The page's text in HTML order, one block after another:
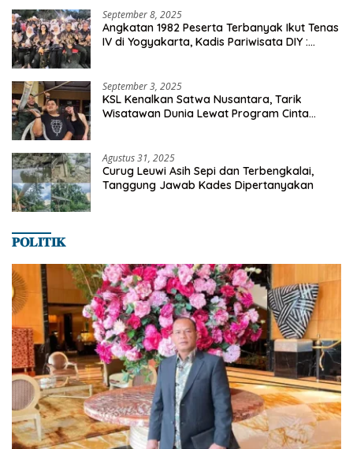
September 8, 2025
Angkatan 1982 Peserta Terbanyak Ikut Tenas
IV di Yogyakarta, Kadis Pariwisata DIY :
September 3, 2025
KSL Kenalkan Satwa Nusantara, Tarik
Wisatawan Dunia Lewat Program Cinta
Agustus 31, 2025
Curug Leuwi Asih Sepi dan Terbengkalai,
Tanggung Jawab Kades Dipertanyakan
𝐏𝐎𝐋𝐈𝐓𝐈𝐊